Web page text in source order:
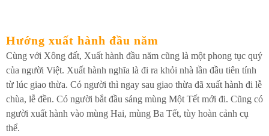
Hướng xuất hành đầu năm
Cùng với Xông đất, Xuất hành đầu năm cũng là một phong tục quý
của người Việt. Xuất hành nghĩa là đi ra khỏi nhà lần đầu tiên tính
từ lúc giao thừa. Có người thì ngay sau giao thừa đã xuất hành đi lễ
chùa, lễ đền. Có người bắt đầu sáng mùng Một Tết mới đi. Cũng có
người xuất hành vào mùng Hai, mùng Ba Tết, tùy hoàn cảnh cụ
thể.